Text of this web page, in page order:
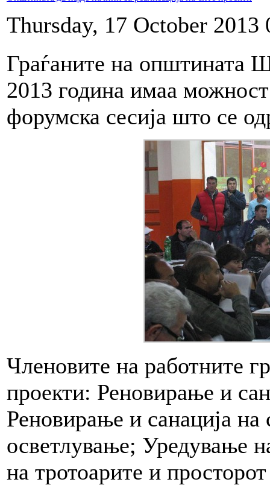
Thursday, 17 October 2013
Граѓаните на општината
2013 година имаа можност
форумска сесија што се
Членовите на работните
проекти: Реновирање и
Реновирање и санација
осветлување; Уредување
на тротоарите и